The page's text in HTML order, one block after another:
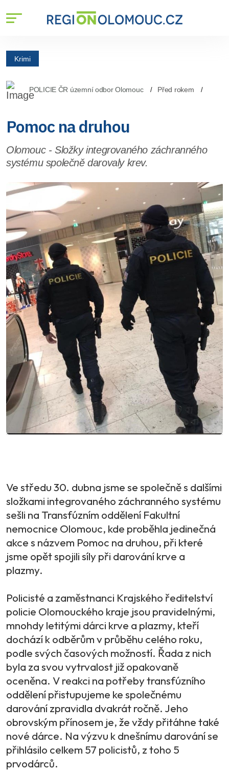
Krimi
POLICIE ČR územní odbor Olomouc Před rokem
Pomoc na druhou
Olomouc - Složky integrovaného záchranného
systému společně darovaly krev.
Ve středu 30. dubna jsme se společně s dalšími
složkami integrovaného záchranného systému
sešli na Transfúzním oddělení Fakultní
nemocnice Olomouc, kde proběhla jedinečná
akce s názvem Pomoc na druhou, při které
jsme opět spojili síly při darování krve a
plazmy.
Policisté a zaměstnanci Krajského ředitelství
policie Olomouckého kraje jsou pravidelnými,
mnohdy letitými dárci krve a plazmy, kteří
dochází k odběrům v průběhu celého roku,
podle svých časových možností. Řada z nich
byla za svou vytrvalost již opakovaně
oceněna. V reakci na potřeby transfúzního
oddělení přistupujeme ke společnému
darování zpravidla dvakrát ročně. Jeho
obrovským přínosem je, že vždy přitáhne také
nové dárce. Na výzvu k dnešnímu darování se
přihlásilo celkem 57 policistů, z toho 5
prvodárců.